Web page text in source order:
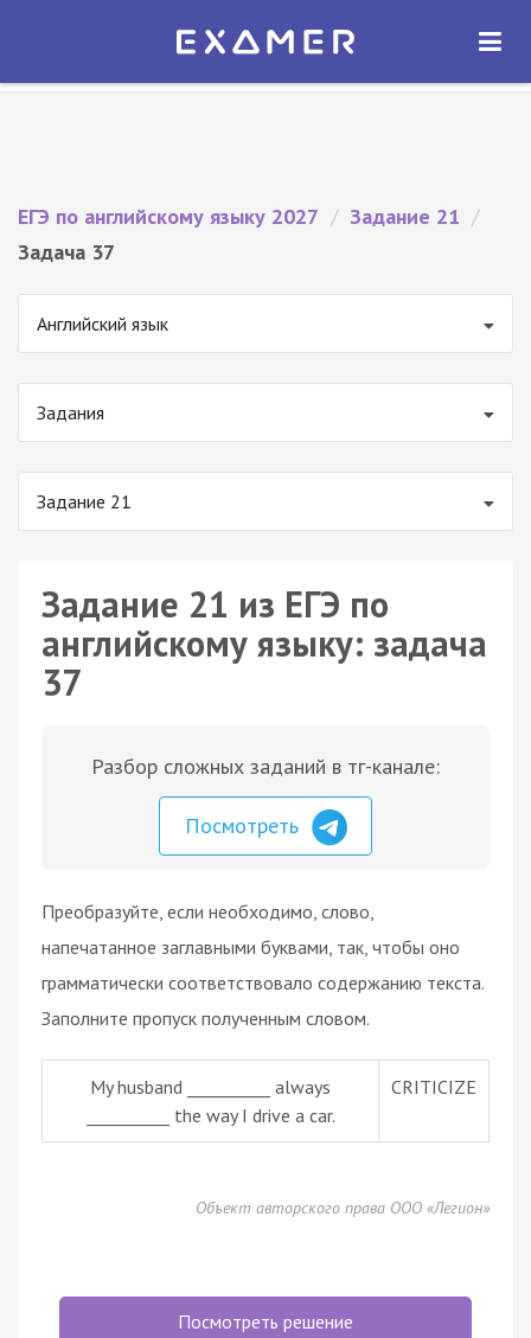
Экзамер — ЕГЭ 2027
ОТКРЫТЬ
ЕГЭ по английскому языку 2027 / Задание 21 /
Задача 37
Английский язык
Задания
Задание 21
Задание 21 из ЕГЭ по
английскому языку: задача
37
Разбор сложных заданий в тг-канале:
Посмотреть
Преобразуйте, если необходимо, слово,
напечатанное заглавными буквами, так, чтобы оно
грамматически соответствовало содержанию текста.
Заполните пропуск полученным словом.
My husband __________ always
__________ the way I drive a car.
CRITICIZE
Объект авторского права ООО «Легион»
Посмотреть решение